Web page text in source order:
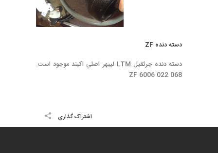
دسته دنده ZF
دسته دنده جرثقيل LTM ليبهر اصلي اكبند موجود است.
ZF 6006 022 068
اشتراک گذاری